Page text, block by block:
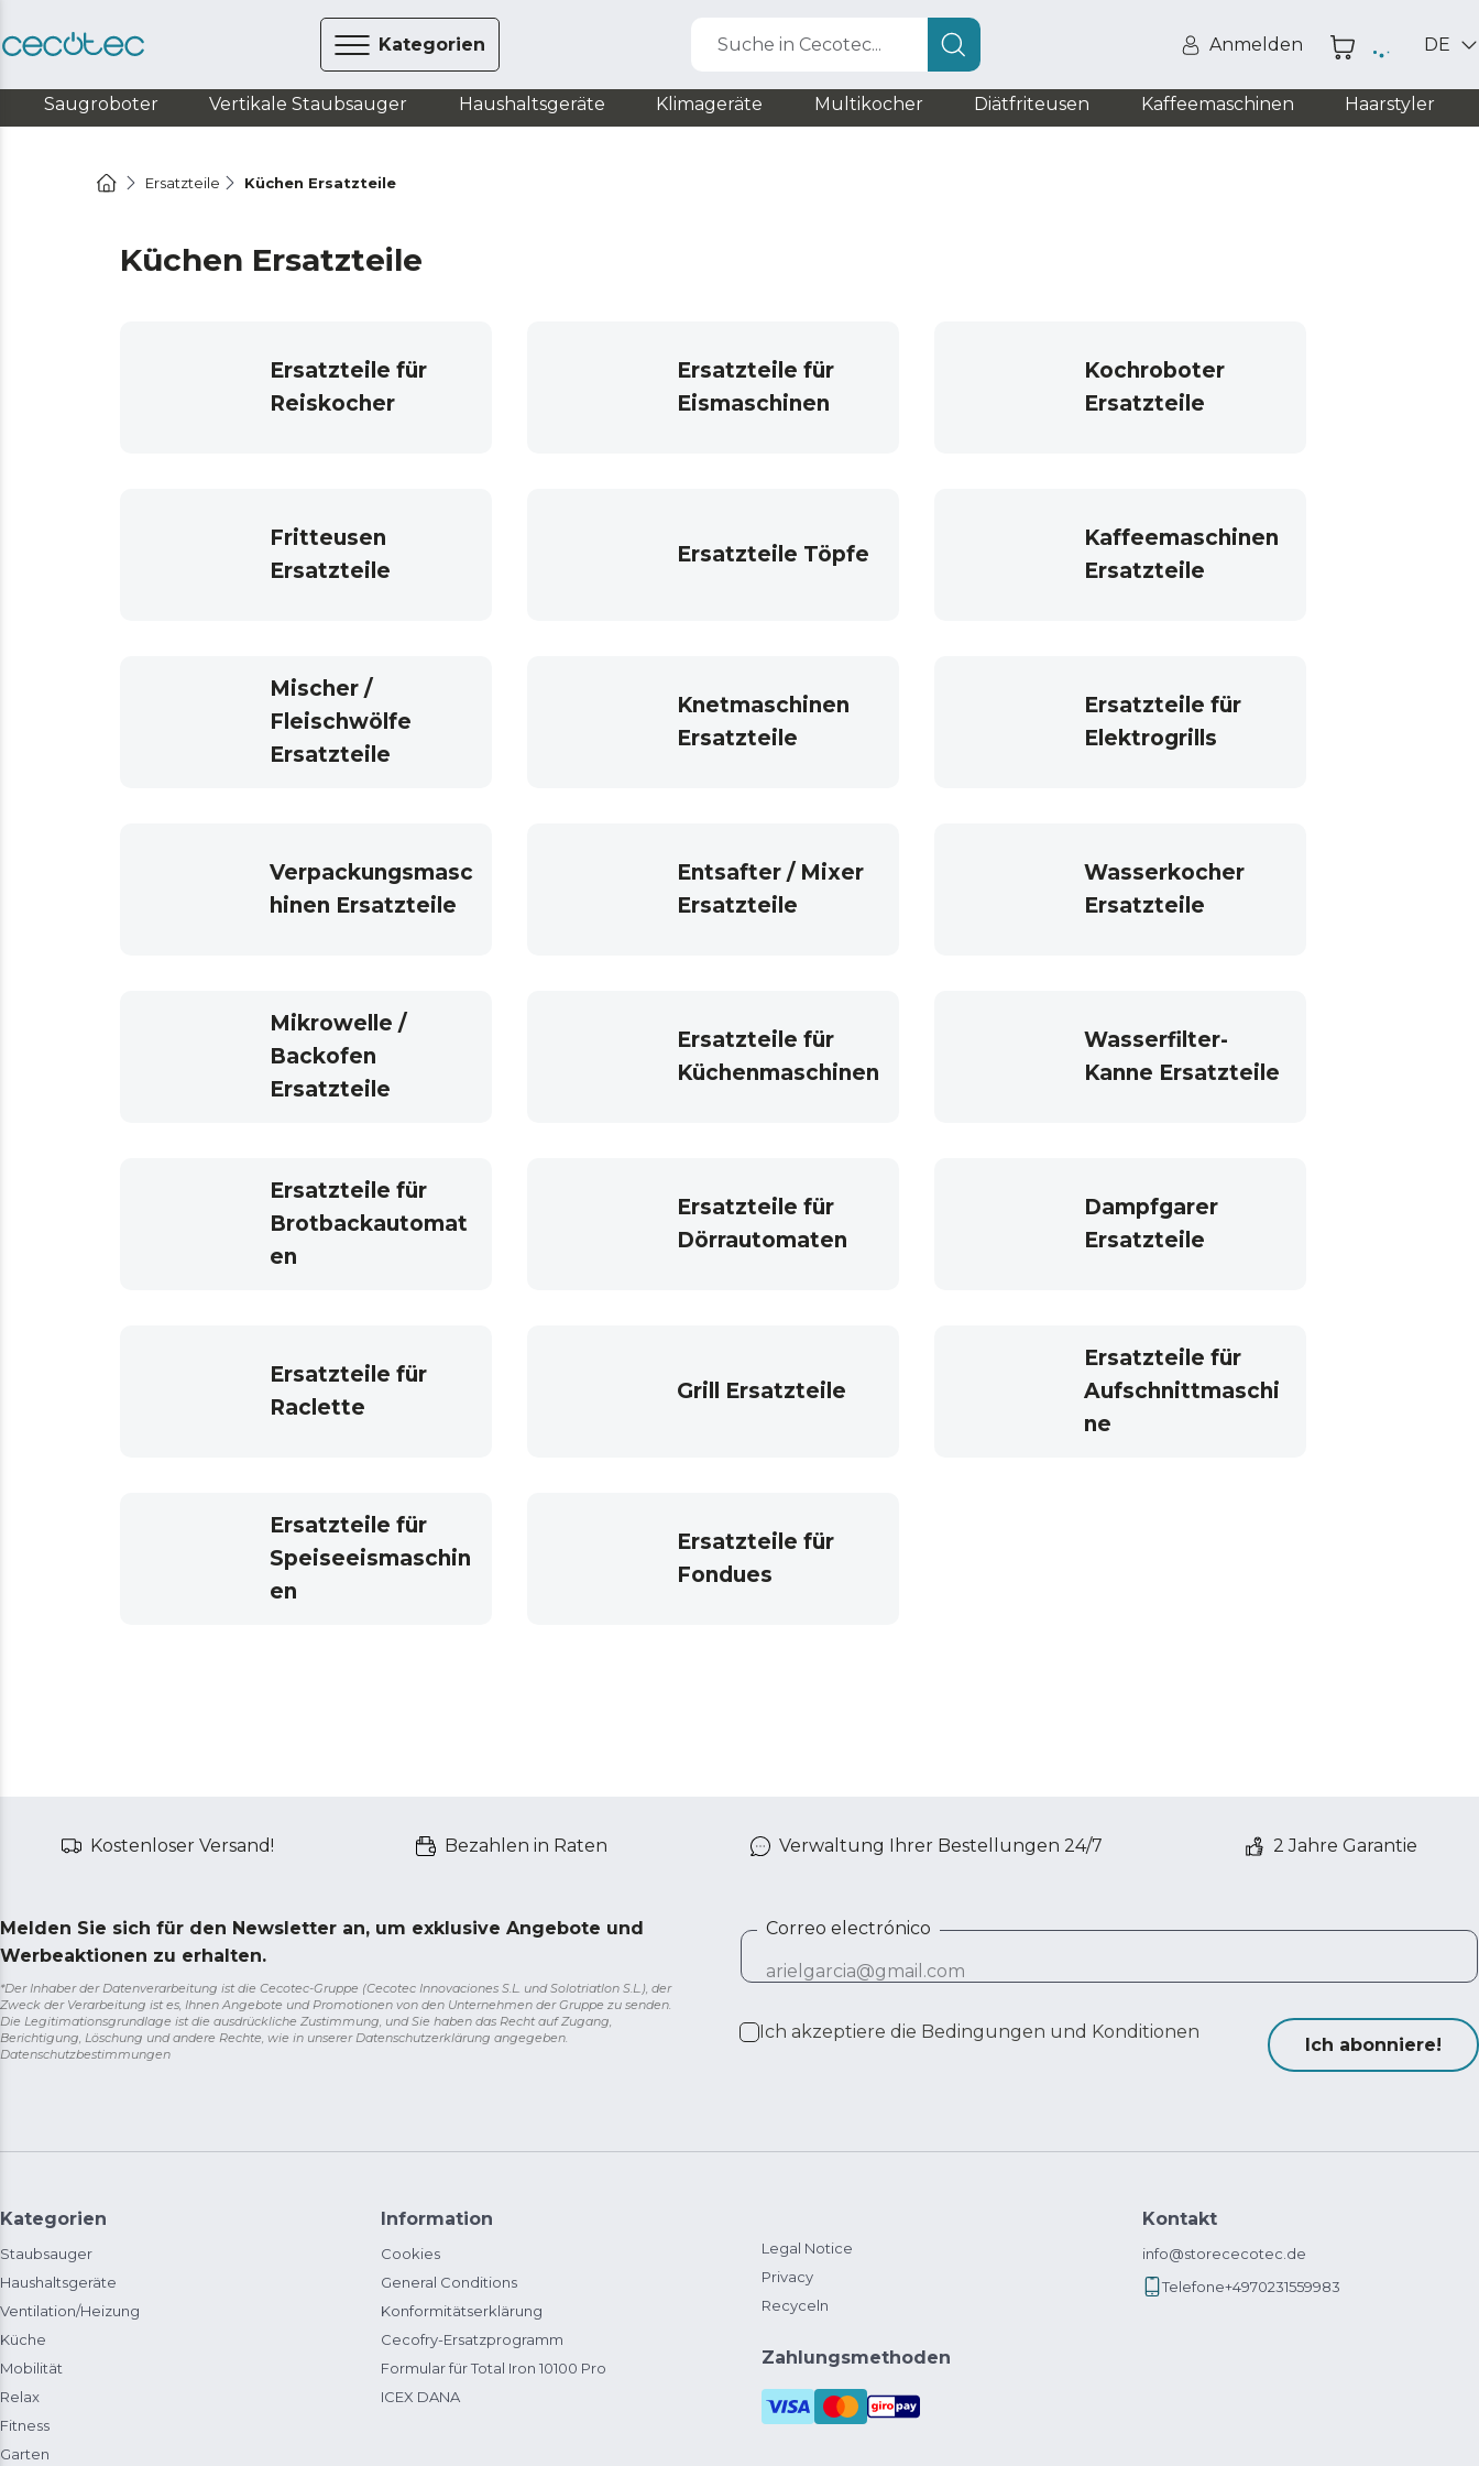
Kategorien Suche in Cecotec... Anmelden DE
Saugroboter Vertikale Staubsauger Haushaltsgeräte Klimageräte Multikocher Diätfriteusen Kaffeemaschinen Haarstyler
Ersatzteile Küchen Ersatzteile
Küchen Ersatzteile
Ersatzteile für
Reiskocher
Ersatzteile für
Eismaschinen
Kochroboter
Ersatzteile
Fritteusen
Ersatzteile
Ersatzteile Töpfe
Kaffeemaschinen
Ersatzteile
Mischer /
Fleischwölfe
Ersatzteile
Knetmaschinen
Ersatzteile
Ersatzteile für
Elektrogrills
Verpackungsmasc
hinen Ersatzteile
Entsafter / Mixer
Ersatzteile
Wasserkocher
Ersatzteile
Mikrowelle /
Backofen
Ersatzteile
Ersatzteile für
Küchenmaschinen
Wasserfilter-
Kanne Ersatzteile
Ersatzteile für
Brotbackautomat
en
Ersatzteile für
Dörrautomaten
Dampfgarer
Ersatzteile
Ersatzteile für
Raclette
Grill Ersatzteile
Ersatzteile für
Aufschnittmaschi
ne
Ersatzteile für
Speiseeismaschin
en
Ersatzteile für
Fondues
Kostenloser Versand! Bezahlen in Raten Verwaltung Ihrer Bestellungen 24/7 2 Jahre Garantie
Melden Sie sich für den Newsletter an, um exklusive Angebote und
Werbeaktionen zu erhalten.
*Der Inhaber der Datenverarbeitung ist die Cecotec-Gruppe (Cecotec Innovaciones S.L. und Solotriatlon S.L.), der
Zweck der Verarbeitung ist es, Ihnen Angebote und Promotionen von den Unternehmen der Gruppe zu senden.
Die Legitimationsgrundlage ist die ausdrückliche Zustimmung, und Sie haben das Recht auf Zugang,
Berichtigung, Löschung und andere Rechte, wie in unserer Datenschutzerklärung angegeben.
Datenschutzbestimmungen
Correo electrónico
Ich akzeptiere die Bedingungen und Konditionen
Ich abonniere!
Kategorien
Staubsauger
Haushaltsgeräte
Ventilation/Heizung
Küche
Mobilität
Relax
Fitness
Garten
Information
Cookies
General Conditions
Konformitätserklärung
Cecofry-Ersatzprogramm
Formular für Total Iron 10100 Pro
ICEX DANA
Legal Notice
Privacy
Recyceln
Zahlungsmethoden
Kontakt
info@storececotec.de
Telefone+4970231559983